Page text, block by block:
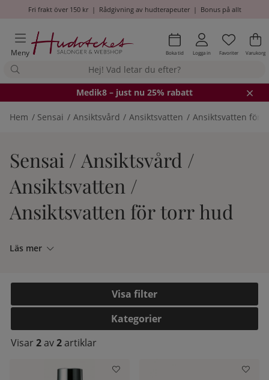
Fri frakt över 150 kr| Rådgivning av hudterapeuter| Bonus på allt
Meny Boka tid Logga in Antal i
.
Favoriter .
Varukorg
Medik8 – just nu 25% rabatt
Hem Sensai Ansiktsvård Ansiktsvatten Ansiktsvatten för
Sensai / Ansiktsvård /
Ansiktsvatten /
Ansiktsvatten för torr hud
Läs mer
Filtrera
Kategorier
Visar 2av2artiklar